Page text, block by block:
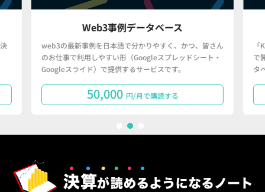
Web3事例データベース
web3の最新事例を日本語で分かりやすく、かつ、皆さん
のお仕事で利用しやすい形（Googleスプレッドシート・
Googleスライド）で提供するサービスです。
50,000 円/月で購読する
で
タ